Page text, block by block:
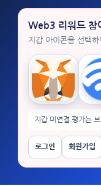
Web3 리워드 참
지갑 아이콘을 선택
MetaMask
지갑 미연결 평가는
로그인 회원가입